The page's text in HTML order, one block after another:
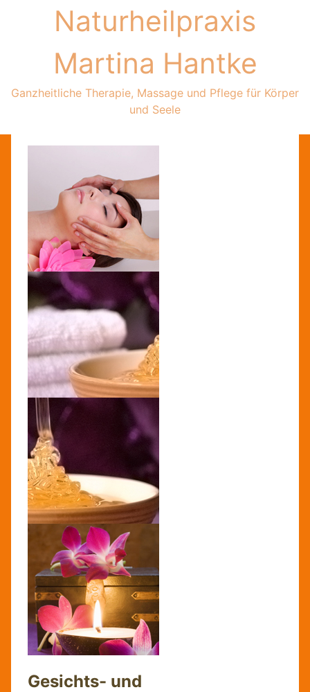
Naturheilpraxis
Martina Hantke
Ganzheitliche Therapie, Massage und Pflege für Körper
und Seele
Gesichts- und